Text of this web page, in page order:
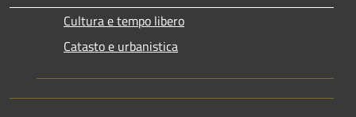
Cultura e tempo libero
Catasto e urbanistica